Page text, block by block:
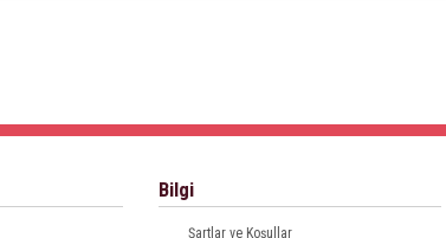
Bilgi
Şartlar ve Koşullar